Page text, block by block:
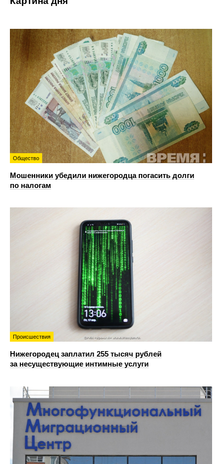
Общество
Мошенники убедили нижегородца погасить долги
по налогам
Происшествия
Нижегородец заплатил 255 тысяч рублей
за несуществующие интимные услуги